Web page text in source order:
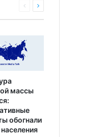
массы
обогнали